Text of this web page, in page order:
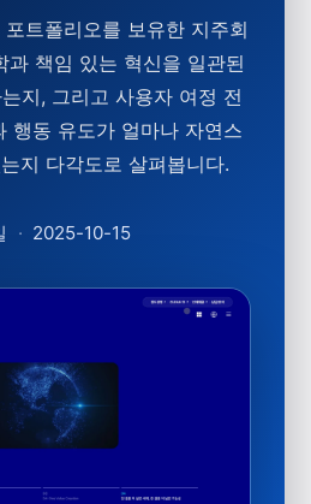
포트폴리오를 보유한 지주회
과 책임 있는 혁신을 일관된
지, 그리고 사용자 여정 전
행동 유도가 얼마나 자연스
지 다각도로 살펴봅니다.
· 2025-10-15